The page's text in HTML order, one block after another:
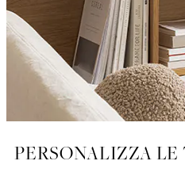
PERSONALIZZA